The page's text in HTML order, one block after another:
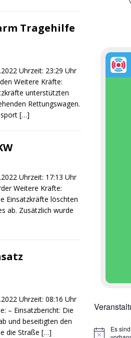
Tragehilfe
Uhrzeit: 23:29 Uhr
Weitere Kräfte:
unterstützten
Rettungswagen.
[…]
Uhrzeit: 17:13 Uhr
Weitere Kräfte:
Einsatzkräfte löschten
ab. Zusätzlich wurde
Uhrzeit: 08:16 Uhr
– Einsatzbericht: Die
und beseitigten den
die Straße […]
H
Es